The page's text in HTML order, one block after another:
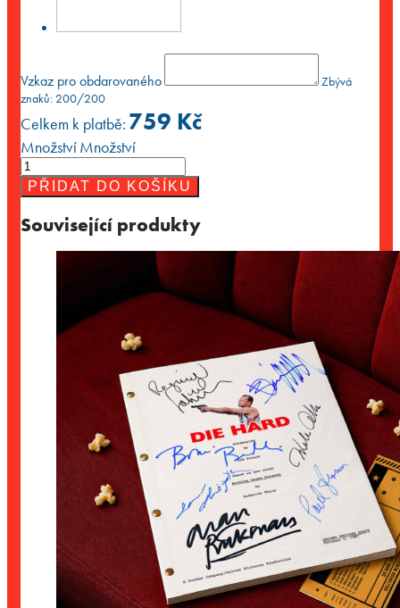
Vzkaz pro obdarovaného
Zbývá
znaků: 200/200
Celkem k platbě: 759 Kč
MnožstvíMnožství
PŘIDAT DO KOŠÍKU
Související produkty